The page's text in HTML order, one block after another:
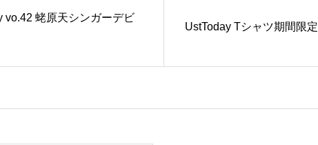
vo.42 蛯原天シンガーデビ
UstToday Tシャツ期間限